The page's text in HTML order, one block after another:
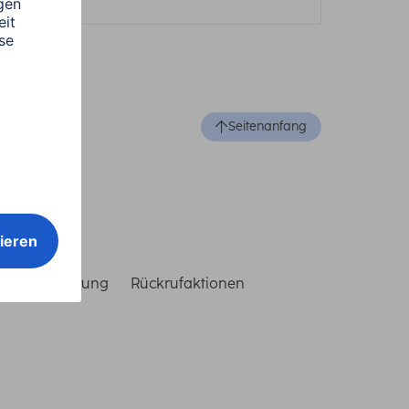
Seitenanfang
Rückrufaktionen